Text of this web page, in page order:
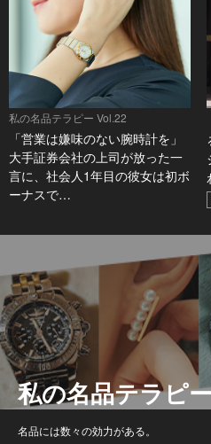
私の名品テラピー Vol.22
「営業は嫌味のない腕時計を」
大手証券会社の上司が放った一
言に、社会人1年目の彼女は初ボ
ーナスで…
私の名品テラピ
名品には数々の効力がある。